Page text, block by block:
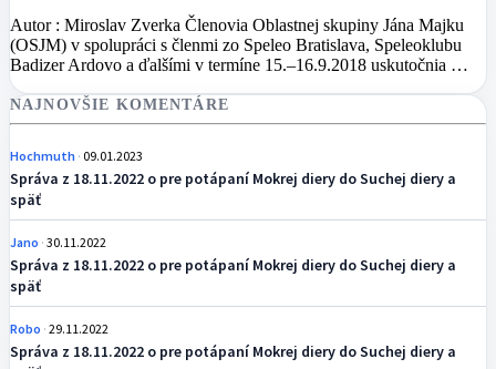
Autor : Miroslav Zverka Členovia Oblastnej skupiny Jána Majku
(OSJM) v spolupráci s členmi zo Speleo Bratislava, Speleoklubu
Badizer Ardovo a ďalšími v termíne 15.–16.9.2018 uskutočnia …
NAJNOVŠIE KOMENTÁRE
Hochmuth 09.01.2023
Správa z 18.11.2022 o pre potápaní Mokrej diery do Suchej diery a
späť
Jano 30.11.2022
Správa z 18.11.2022 o pre potápaní Mokrej diery do Suchej diery a
späť
Robo 29.11.2022
Správa z 18.11.2022 o pre potápaní Mokrej diery do Suchej diery a